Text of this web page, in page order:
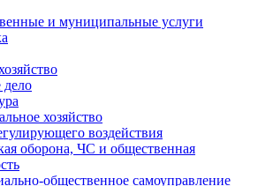
и муниципальные услуги
хозяйство
воздействия
оборона, ЧС и общественная
общественное самоуправление